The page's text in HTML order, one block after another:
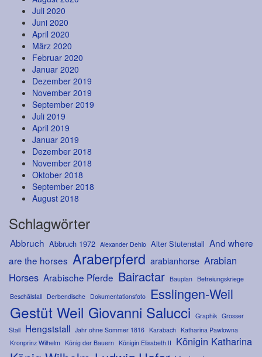
Juli 2020
Juni 2020
April 2020
März 2020
Februar 2020
Januar 2020
Dezember 2019
November 2019
September 2019
Juli 2019
April 2019
Januar 2019
Dezember 2018
November 2018
Oktober 2018
September 2018
August 2018
Schlagwörter
Abbruch Abbruch 1972 Alexander Dehio Alter Stutenstall And where
are the horses Araberpferd arabianhorse Arabian
Horses Arabische Pferde Bairactar Bauplan Befreiungskriege
Beschälstall Derbendische Dokumentationsfoto Esslingen-Weil
Gestüt Weil Giovanni Salucci Graphik Grosser
Stall Hengststall Jahr ohne Sommer 1816 Karabach Katharina Pawlowna
Kronprinz Wilhelm König der Bauern Königin Elisabeth II Königin Katharina